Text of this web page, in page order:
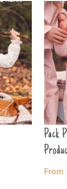
Pack
From